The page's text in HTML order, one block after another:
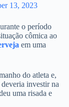
13, 2023
o período
cômica ao
em uma
do atleta e,
investir na
uma risada e